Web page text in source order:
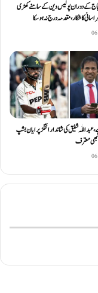
کے دوران پولیس وین کے سامنے کھڑی
کا شکار، مقدمہ درج نہ ہوسکا
اللّٰہ شفیق کی شاندار اننگز پر ایان بشپ
بھی معترف